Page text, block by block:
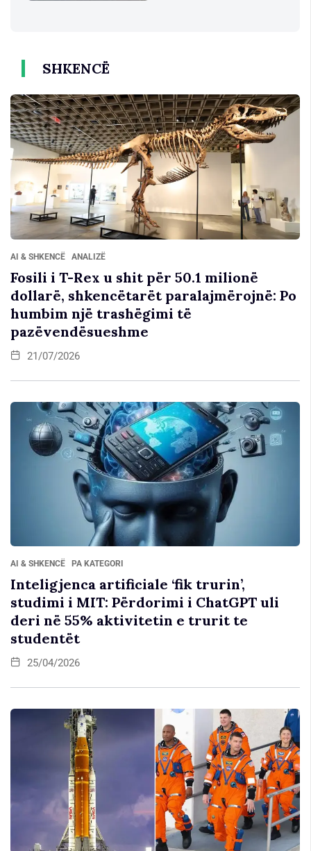
SHKENCË
AI & SHKENCË ANALIZË
Fosili i T-Rex u shit për 50.1 milionë
dollarë, shkencëtarët paralajmërojnë: Po
humbim një trashëgimi të
pazëvendësueshme
21/07/2026
AI & SHKENCË PA KATEGORI
Inteligjenca artificiale ‘fik trurin’,
studimi i MIT: Përdorimi i ChatGPT uli
deri në 55% aktivitetin e trurit te
studentët
25/04/2026